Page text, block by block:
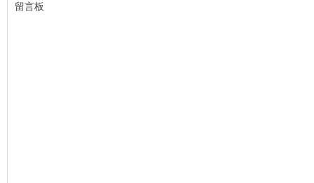
留言板